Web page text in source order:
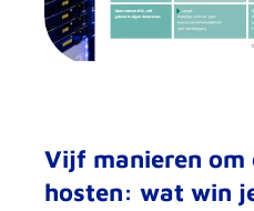
Vijf manieren om
hosten: wat win